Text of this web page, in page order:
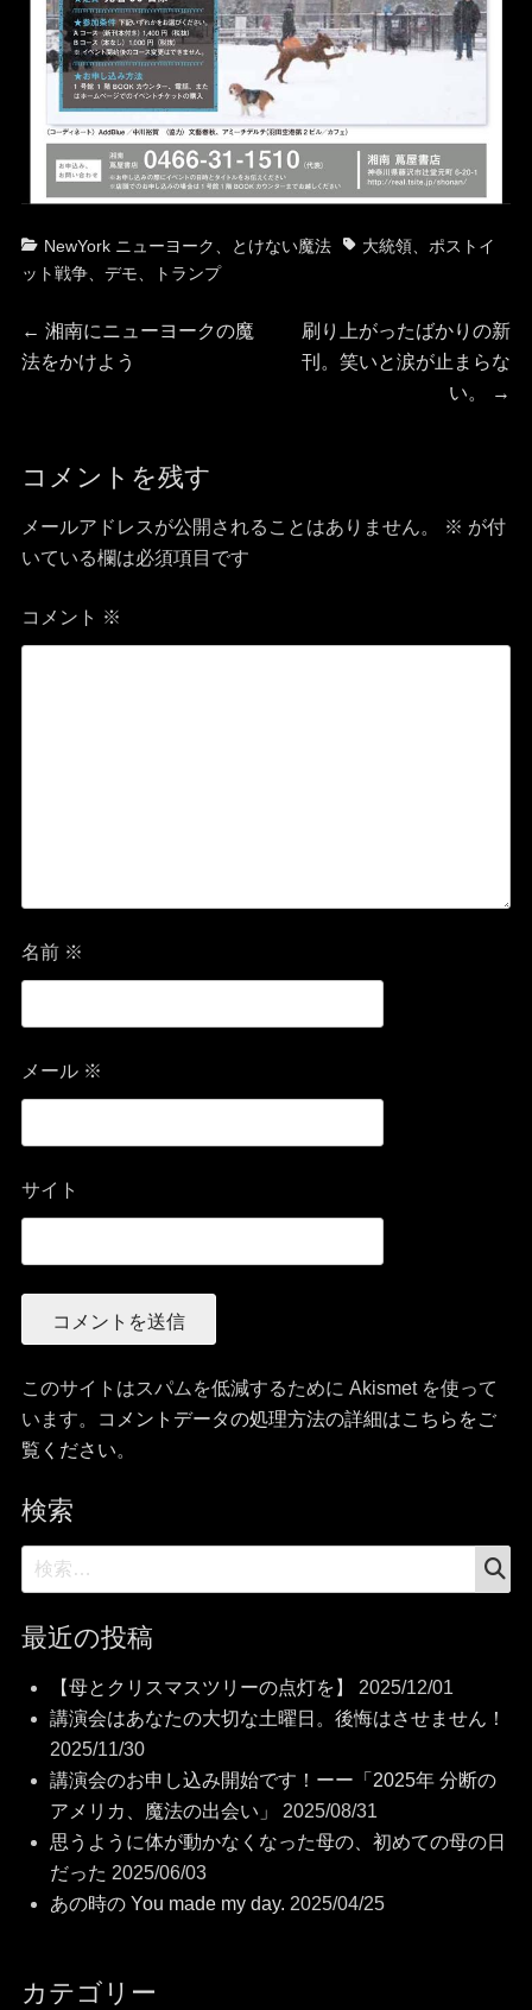
カ
テ
リ
ー
NewYork ニューヨーク、 とけない魔法
タ 大統領、 ポストイ
ット戦争、 デモ、 トランプ
投
ビ
ゲ
ー
シ
← 前
の
湘南にニューヨークの魔
法をかけよう
次
の
刷り上がったばかりの新
刊。笑いと涙が止まらな
い。
→
コメントを残す
メールアドレスが公開されることはありません。 ※ が付
いている欄は必須項目です
コメント ※
名前 ※
メール ※
サイト
このサイトはスパムを低減するために Akismet を使って
います。
コメントデータの処理方法の詳細はこちらをご
覧ください。
検索
検
索:
最近の投稿
【母とクリスマスツリーの点灯を】
2025/12/01
講演会はあなたの大切な土曜日。後悔はさせません！
2025/11/30
講演会のお申し込み開始です！ーー「2025年 分断の
アメリカ、魔法の出会い」
2025/08/31
思うように体が動かなくなった母の、初めての母の日
だった 2025/06/03
あの時の You made my day. 2025/04/25
カテゴリー